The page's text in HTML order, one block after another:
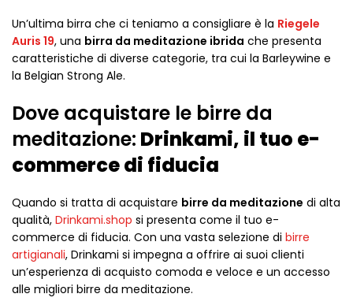
Un’ultima birra che ci teniamo a consigliare è la Riegele
Auris 19, una birra da meditazione ibrida che presenta
caratteristiche di diverse categorie, tra cui la Barleywine e
la Belgian Strong Ale.
Dove acquistare le birre da
meditazione: Drinkami, il tuo e-
commerce di fiducia
Quando si tratta di acquistare birre da meditazione di alta
qualità, Drinkami.shop si presenta come il tuo e-
commerce di fiducia. Con una vasta selezione di birre
artigianali, Drinkami si impegna a offrire ai suoi clienti
un’esperienza di acquisto comoda e veloce e un accesso
alle migliori birre da meditazione.